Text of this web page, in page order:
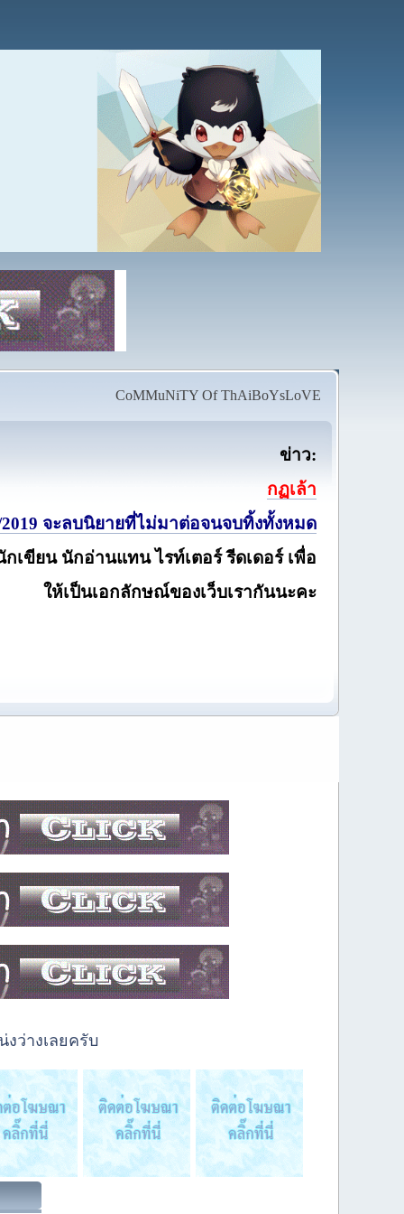
CoMMuNiTY Of ThAiBoYsLoVE
ข่าว:
กฏเล้า
2019 จะลบนิยายที่ไม่มาต่อจนจบทิ้งทั้งหมด
กเขียน นักอ่านแทน ไรท์เตอร์ รีดเดอร์ เพื่อ
ให้เป็นเอกลักษณ์ของเว็บเรากันนะคะ
งว่างเลยครับ